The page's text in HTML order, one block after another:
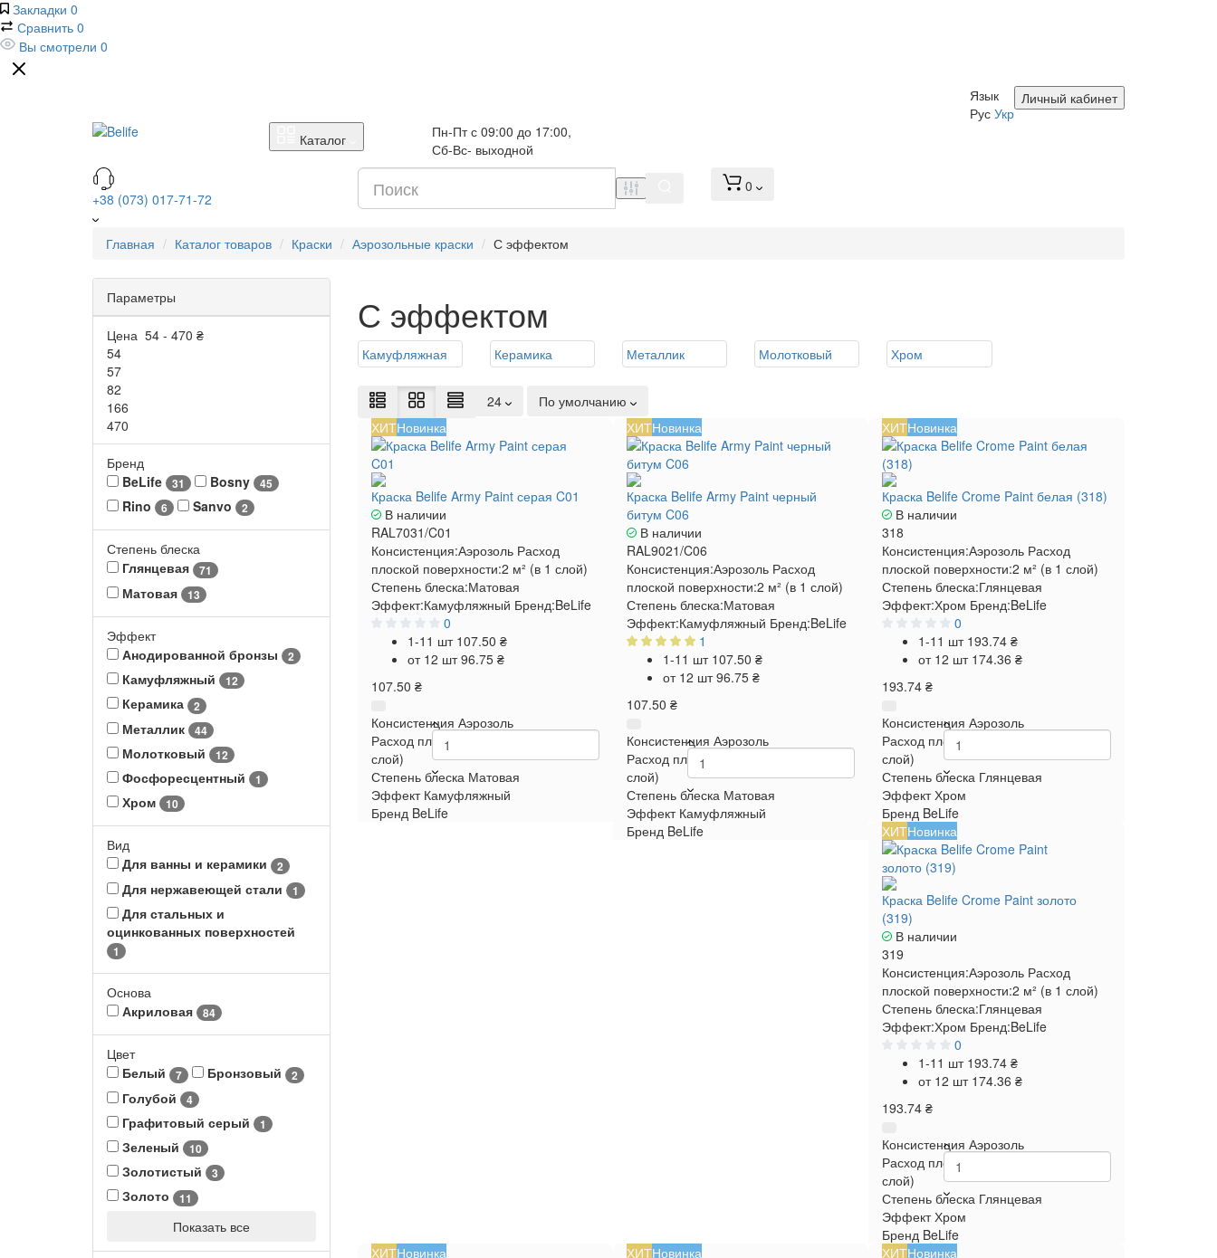
Закладки 0
Сравнить 0
Вы смотрели 0
Личный кабинет
Язык
Рус Укр
Каталог
Пн-Пт с 09:00 до 17:00,
Сб-Вс- выходной
+38 (073) 017-71-72
0
Главная Каталог товаров Краски Аэрозольные краски С эффектом
Параметры
Цена 54 - 470 ₴
54
57
82
166
470
Бренд
BeLife
31 Bosny 45
Rino 6 Sanvo 2
Степень блеска
Глянцевая
71
Матовая 13
Эффект
Анодированной бронзы
2
Камуфляжный 12
Керамика 2
Металлик 44
Молотковый 12
Фосфоресцентный 1
Хром 10
Вид
Для ванны и керамики
2
Для нержавеющей стали 1
Для стальных и
оцинкованных поверхностей
1
Основа
Акриловая
84
Цвет
Белый
7 Бронзовый 2
Голубой 4
Графитовый серый 1
Зеленый 10
Золотистый 3
Золото 11
Показать все
С эффектом
Камуфляжная Керамика Металлик Молотковый Хром
24
По умолчанию
ХИТНовинка
Краска Belife Army Paint серая C01
В наличии
RAL7031/C01
Консистенция:Аэрозоль Расход
плоской поверхности:2 м² (в 1 слой)
Степень блеска:Матовая
Эффект:Камуфляжный Бренд:BeLife
0
1-11 шт 107.50 ₴
от 12 шт96.75 ₴
107.50 ₴
Консистенция Аэрозоль
Расход плоской поверхности
слой)
Степень блеска Матовая
Эффект Камуфляжный
Бренд BeLife
ХИТНовинка
Краска Belife Army Paint черный
битум C06
В наличии
RAL9021/C06
Консистенция:Аэрозоль Расход
плоской поверхности:2 м² (в 1 слой)
Степень блеска:Матовая
Эффект:Камуфляжный Бренд:BeLife
1
1-11 шт 107.50 ₴
от 12 шт96.75 ₴
107.50 ₴
Консистенция Аэрозоль
Расход плоской поверхности
слой)
Степень блеска Матовая
Эффект Камуфляжный
Бренд BeLife
ХИТНовинка
Краска Belife Crome Paint белая (318)
В наличии
318
Консистенция:Аэрозоль Расход
плоской поверхности:2 м² (в 1 слой)
Степень блеска:Глянцевая
Эффект:Хром Бренд:BeLife
0
1-11 шт 193.74 ₴
от 12 шт 174.36 ₴
193.74 ₴
Консистенция Аэрозоль
Расход плоской поверхности
слой)
Степень блеска Глянцевая
Эффект Хром
Бренд BeLife
ХИТНовинка
Краска Belife Crome Paint золото
(319)
В наличии
319
Консистенция:Аэрозоль Расход
плоской поверхности:2 м² (в 1 слой)
Степень блеска:Глянцевая
Эффект:Хром Бренд:BeLife
0
1-11 шт 193.74 ₴
от 12 шт 174.36 ₴
193.74 ₴
Консистенция Аэрозоль
Расход плоской поверхности
слой)
Степень блеска Глянцевая
Эффект Хром
Бренд BeLife
ХИТНовинка ХИТНовинка ХИТНовинка